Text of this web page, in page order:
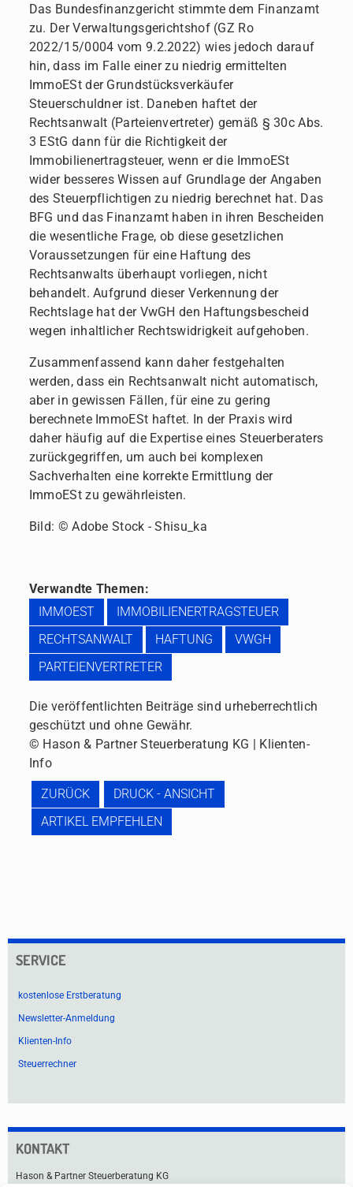
Das Bundesfinanzgericht stimmte dem Finanzamt
zu. Der Verwaltungsgerichtshof (GZ Ro
2022/15/0004 vom 9.2.2022) wies jedoch darauf
hin, dass im Falle einer zu niedrig ermittelten
ImmoESt der Grundstücksverkäufer
Steuerschuldner ist. Daneben haftet der
Rechtsanwalt (Parteienvertreter) gemäß § 30c Abs.
3 EStG dann für die Richtigkeit der
Immobilienertragsteuer, wenn er die ImmoESt
wider besseres Wissen auf Grundlage der Angaben
des Steuerpflichtigen zu niedrig berechnet hat. Das
BFG und das Finanzamt haben in ihren Bescheiden
die wesentliche Frage, ob diese gesetzlichen
Voraussetzungen für eine Haftung des
Rechtsanwalts überhaupt vorliegen, nicht
behandelt. Aufgrund dieser Verkennung der
Rechtslage hat der VwGH den Haftungsbescheid
wegen inhaltlicher Rechtswidrigkeit aufgehoben.
Zusammenfassend kann daher festgehalten
werden, dass ein Rechtsanwalt nicht automatisch,
aber in gewissen Fällen, für eine zu gering
berechnete ImmoESt haftet. In der Praxis wird
daher häufig auf die Expertise eines Steuerberaters
zurückgegriffen, um auch bei komplexen
Sachverhalten eine korrekte Ermittlung der
ImmoESt zu gewährleisten.
Bild: © Adobe Stock - Shisu_ka
Verwandte Themen:
IMMOEST
IMMOBILIENERTRAGSTEUER
RECHTSANWALT
HAFTUNG
VWGH
PARTEIENVERTRETER
Die veröffentlichten Beiträge sind urheberrechtlich
geschützt und ohne Gewähr.
© Hason & Partner Steuerberatung KG | Klienten-
Info
ZURÜCK
DRUCK - ANSICHT
ARTIKEL EMPFEHLEN
SERVICE
kostenlose Erstberatung
Newsletter-Anmeldung
Klienten-Info
Steuerrechner
KONTAKT
Hason & Partner Steuerberatung KG